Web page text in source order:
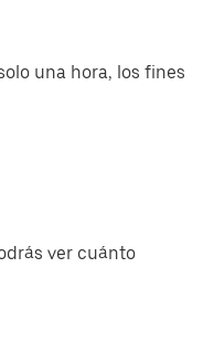
una hora, los fines
ver cuánto